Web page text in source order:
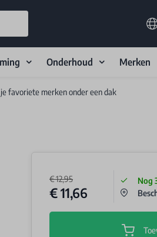
Onderhoud Merken
favoriete merken onder een dak
€ 12,95
€ 11,66
Nog